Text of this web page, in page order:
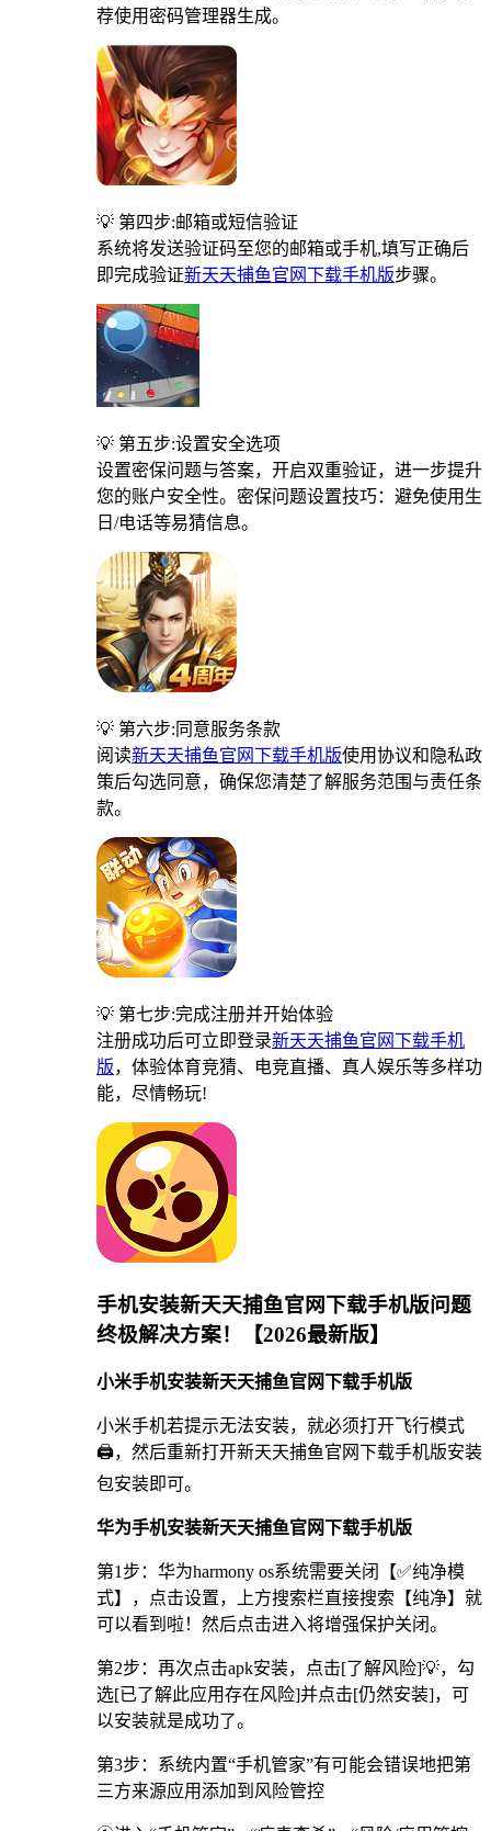
荐使用密码管理器生成。
💡 第四步:邮箱或短信验证
系统将发送验证码至您的邮箱或手机,填写正确后
即完成验证新天天捕鱼官网下载手机版步骤。
💡 第五步:设置安全选项
设置密保问题与答案，开启双重验证，进一步提升
您的账户安全性。密保问题设置技巧：避免使用生
日/电话等易猜信息。
💡 第六步:同意服务条款
阅读新天天捕鱼官网下载手机版使用协议和隐私政
策后勾选同意，确保您清楚了解服务范围与责任条
款。
💡 第七步:完成注册并开始体验
注册成功后可立即登录新天天捕鱼官网下载手机
版，体验体育竞猜、电竞直播、真人娱乐等多样功
能，尽情畅玩!
手机安装新天天捕鱼官网下载手机版问题
终极解决方案！【2026最新版】
小米手机安装新天天捕鱼官网下载手机版
小米手机若提示无法安装，就必须打开飞行模式
🖨，然后重新打开新天天捕鱼官网下载手机版安装
包安装即可。
华为手机安装新天天捕鱼官网下载手机版
第1步：华为harmony os系统需要关闭【✅纯净模
式】，点击设置，上方搜索栏直接搜索【纯净】就
可以看到啦！然后点击进入将增强保护关闭。
第2步：再次点击apk安装，点击[了解风险]💡，勾
选[已了解此应用存在风险]并点击[仍然安装]，可
以安装就是成功了。
第3步：系统内置“手机管家”有可能会错误地把第
三方来源应用添加到风险管控